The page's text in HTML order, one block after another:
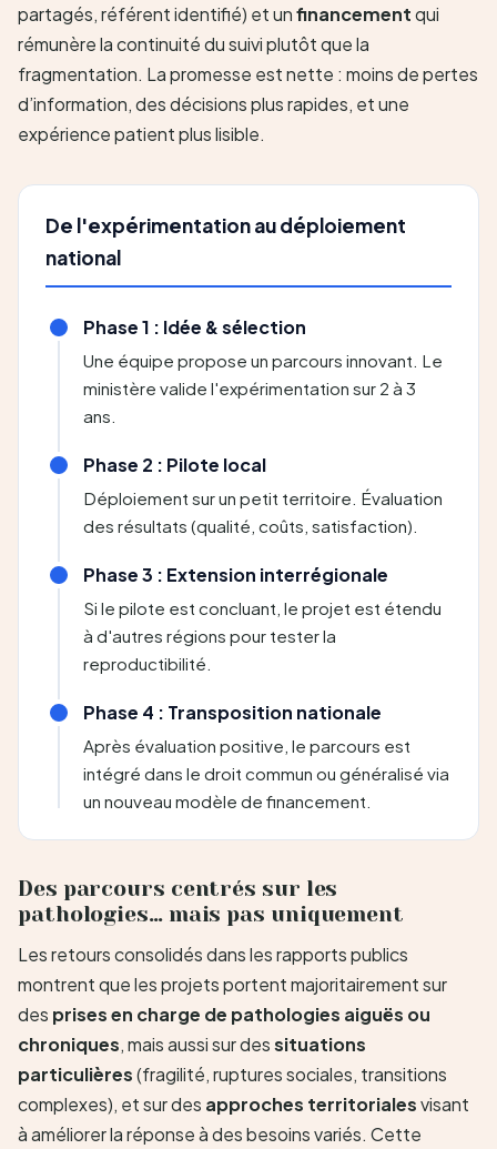
partagés, référent identifié) et unfinancementqui
rémunère la continuité du suivi plutôt que la
fragmentation. La promesse est nette : moins de pertes
d’information, des décisions plus rapides, et une
expérience patient plus lisible.
De l'expérimentation au déploiement
national
Phase 1 : Idée & sélection
Une équipe propose un parcours innovant. Le
ministère valide l'expérimentation sur 2 à 3
ans.
Phase 2 : Pilote local
Déploiement sur un petit territoire. Évaluation
des résultats (qualité, coûts, satisfaction).
Phase 3 : Extension interrégionale
Si le pilote est concluant, le projet est étendu
à d'autres régions pour tester la
reproductibilité.
Phase 4 : Transposition nationale
Après évaluation positive, le parcours est
intégré dans le droit commun ou généralisé via
un nouveau modèle de financement.
Des parcours centrés sur les
pathologies… mais pas uniquement
Les retours consolidés dans les rapports publics
montrent que les projets portent majoritairement sur
des prises en charge de pathologies aiguës ou
chroniques, mais aussi sur dessituations
particulières(fragilité, ruptures sociales, transitions
complexes), et sur des approches territorialesvisant
à améliorer la réponse à des besoins variés. Cette